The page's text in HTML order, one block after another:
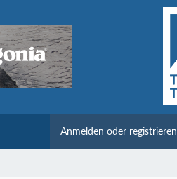
Anmelden oder registrieren